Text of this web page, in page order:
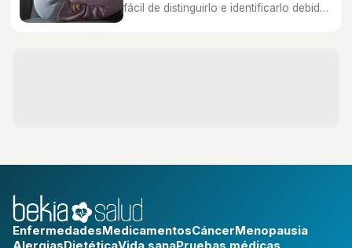
fácil de distinguirlo e identificarlo debido
EnfermedadesMedicamentosCáncerMenopausia